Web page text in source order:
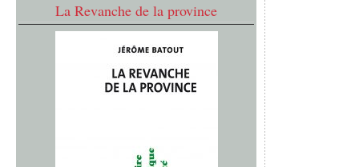
La Revanche de la province